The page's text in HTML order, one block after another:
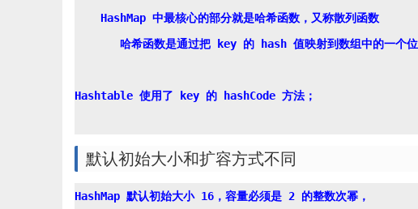
    HashMap 中最核心的部分就是哈希函数，又称散列函数
哈希函数是通过把 key 的 hash 值映射到数组中的一个位
Hashtable 使用了 key 的 hashCode 方法；
默认初始大小和扩容方式不同
HashMap 默认初始大小 16，容量必须是 2 的整数次幂，